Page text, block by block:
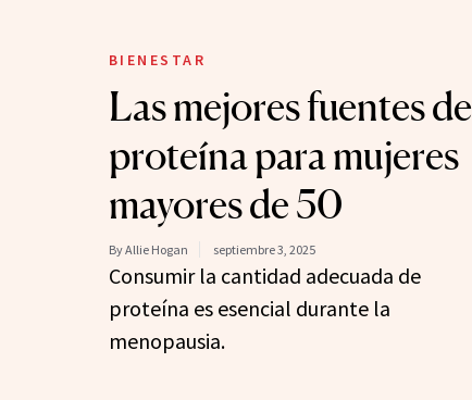
BIENESTAR
Las mejores fuentes de
proteína para mujeres
mayores de 50
By Allie Hogan septiembre 3, 2025
Consumir la cantidad adecuada de
proteína es esencial durante la
menopausia.